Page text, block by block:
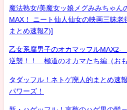
魔法熟女/美魔女ッ娘メグみみちゃん
MAX！ ニート仙人仙女の映画三昧
まとめ速報Z)]
乙女系腐男子のオカマッフル
逆襲！！ 極道のオカマたち編（おも
タダッフル！ネトゲ廃人的まとめ速
パワーズ！